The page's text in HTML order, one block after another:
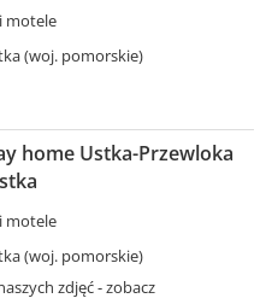
motele
(woj. pomorskie)
home Ustka-Przewloka
motele
(woj. pomorskie)
zdjęć - zobacz